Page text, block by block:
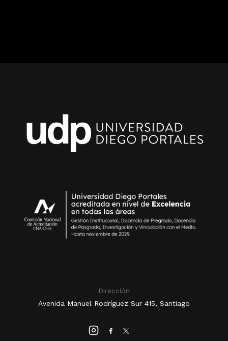
Dirección
Avenida Manuel Rodríguez Sur 415, Santiago